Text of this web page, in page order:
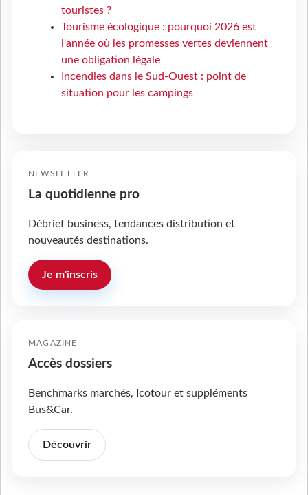
touristes ?
Tourisme écologique : pourquoi 2026 est
l'année où les promesses vertes deviennent
une obligation légale
Incendies dans le Sud-Ouest : point de
situation pour les campings
NEWSLETTER
La quotidienne pro
Débrief business, tendances distribution et
nouveautés destinations.
Je m'inscris
MAGAZINE
Accès dossiers
Benchmarks marchés, Icotour et suppléments
Bus&Car.
Découvrir